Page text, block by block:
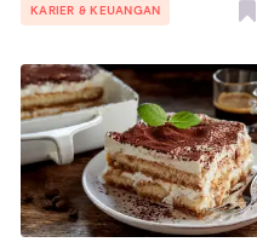
KARIER & KEUANGAN